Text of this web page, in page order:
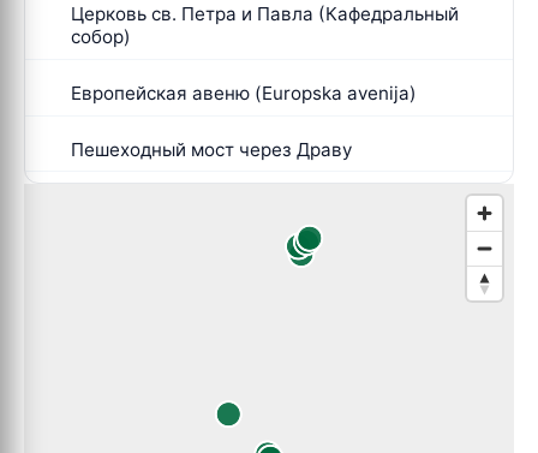
Церковь св. Петра и Павла (Кафедральный
собор)
Европейская авеню (Europska avenija)
Пешеходный мост через Драву